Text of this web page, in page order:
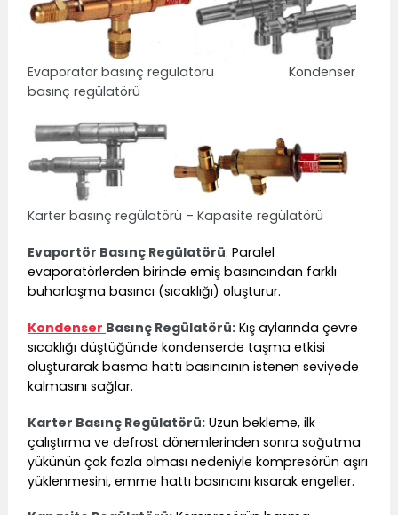
Evaporatör basınç regülatörü Kondenser
basınç regülatörü
Karter basınç regülatörü – Kapasite regülatörü
Evaportör Basınç Regülatörü: Paralel
evaporatörlerden birinde emiş basıncından farklı
buharlaşma basıncı (sıcaklığı) oluşturur.
Kondenser Basınç Regülatörü: Kış aylarında çevre
sıcaklığı düştüğünde kondenserde taşma etkisi
oluşturarak basma hattı basıncının istenen seviyede
kalmasını sağlar.
Karter Basınç Regülatörü: Uzun bekleme, ilk
çalıştırma ve defrost dönemlerinden sonra soğutma
yükünün çok fazla olması nedeniyle kompresörün aşırı
yüklenmesini, emme hattı basıncını kısarak engeller.